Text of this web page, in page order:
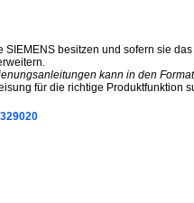
SIEMENS besitzen und sofern sie
kann in den
für die richtige Produktfunktion